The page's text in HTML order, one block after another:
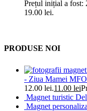
Prețul inițial a fost:
19.00 lei.
PRODUSE NOI
- Ziua Mamei
12.00 lei.11.00 lei
Magnet turistic
Magnet